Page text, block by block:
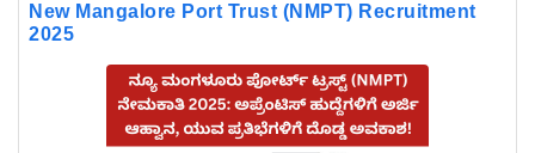
New Mangalore Port Trust (NMPT) Recruitment
2025